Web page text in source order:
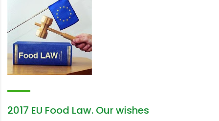
2017 EU Food Law. Our wishes